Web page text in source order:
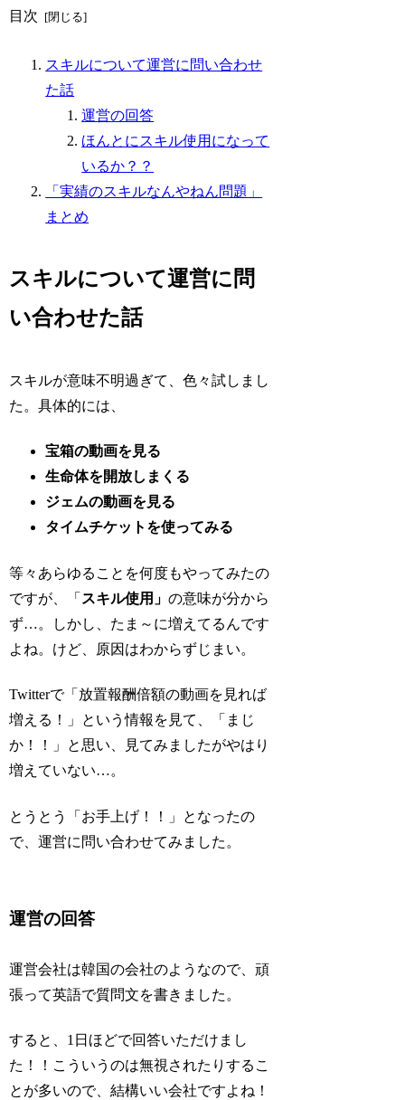
目次
スキルについて運営に問い合わせ
た話
運営の回答
ほんとにスキル使用になって
いるか？？
「実績のスキルなんやねん問題」
まとめ
スキルについて運営に問
い合わせた話
スキルが意味不明過ぎて、色々試しまし
た。具体的には、
宝箱の動画を見る
生命体を開放しまくる
ジェムの動画を見る
タイムチケットを使ってみる
等々あらゆることを何度もやってみたの
ですが、「 スキル使用」の意味が分から
ず…。しかし、たま～に増えてるんです
よね。けど、原因はわからずじまい。
Twitterで「放置報酬倍額の動画を見れば
増える！」という情報を見て、「まじ
か！！」と思い、見てみましたがやはり
増えていない…。
とうとう「お手上げ！！」となったの
で、運営に問い合わせてみました。
運営の回答
運営会社は韓国の会社のようなので、頑
張って英語で質問文を書きました。
すると、1日ほどで回答いただけまし
た！！こういうのは無視されたりするこ
とが多いので、結構いい会社ですよね！